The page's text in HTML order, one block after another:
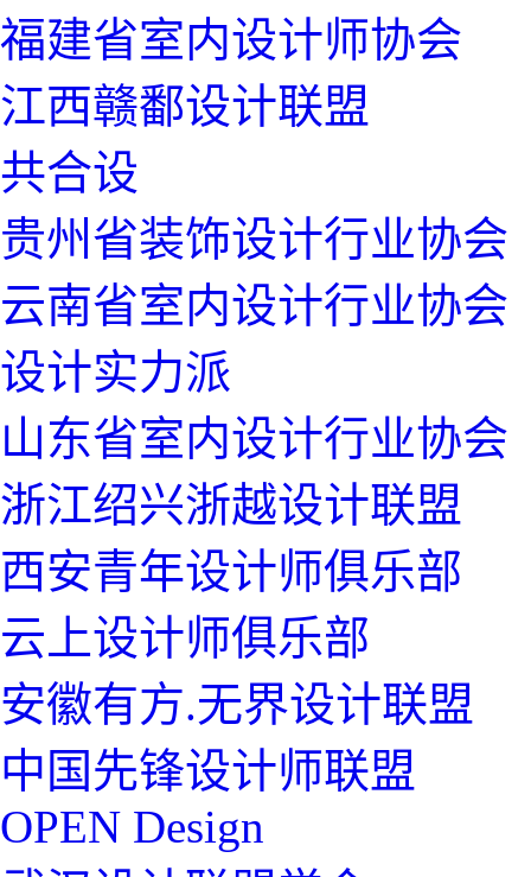
福建省室内设计师协会
江西赣鄱设计联盟
共合设
贵州省装饰设计行业协会
云南省室内设计行业协会
设计实力派
山东省室内设计行业协会
浙江绍兴浙越设计联盟
西安青年设计师俱乐部
云上设计师俱乐部
安徽有方.无界设计联盟
中国先锋设计师联盟
OPEN Design